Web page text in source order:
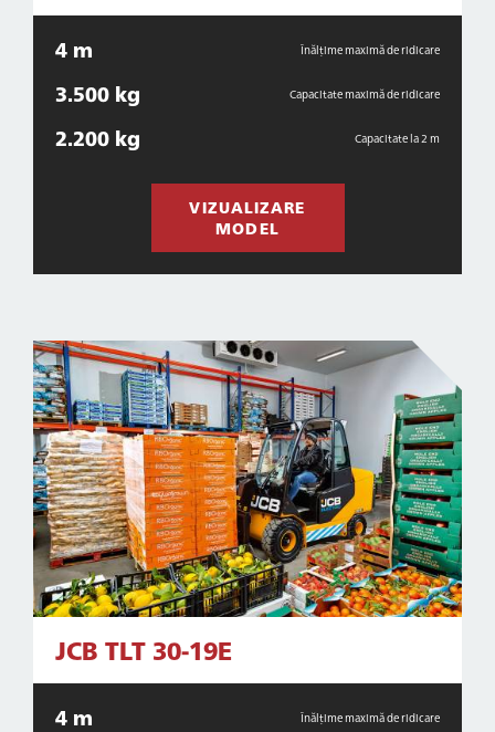
4 m Înălțime maximă de ridicare
3.500 kg Capacitate maximă de ridicare
2.200 kg Capacitate la 2 m
VIZUALIZARE
MODEL
JCB TLT 30-19E
4 m Înălțime maximă de ridicare